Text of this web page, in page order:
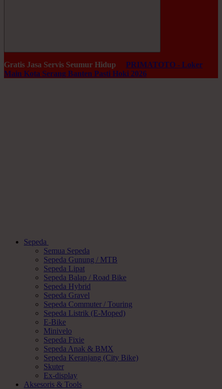
Gratis Jasa Servis Seumur Hidup
PRIMATOTO - Loker
Main Kota Serang Banten Pasti Hoki 2026
Sepeda
Semua Sepeda
Sepeda Gunung / MTB
Sepeda Lipat
Sepeda Balap / Road Bike
Sepeda Hybrid
Sepeda Gravel
Sepeda Commuter / Touring
Sepeda Listrik (E-Moped)
E-Bike
Minivelo
Sepeda Fixie
Sepeda Anak & BMX
Sepeda Keranjang (City Bike)
Skuter
Ex-display
Aksesoris & Tools